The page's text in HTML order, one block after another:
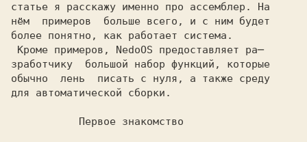
статье я расскажу именно про ассемблер. На
нём  примеров  больше всего, и с ним будет
более понятно, как работает система.
Кроме примеров,
NedoOS предоставляет ра─
зработчику  большой набор функций, которые
обычно  лень  писать с нуля, а также среду
для автоматической сборки.
           Первое знакомство